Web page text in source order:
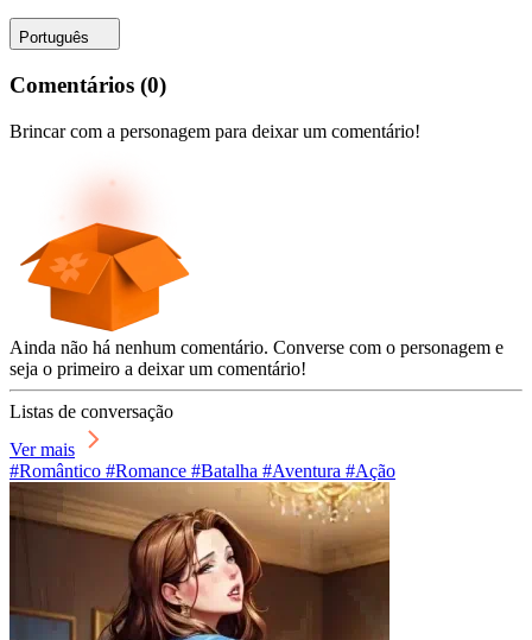
Português
Comentários (0)
Brincar com a personagem para deixar um comentário!
Ainda não há nenhum comentário. Converse com o personagem e
seja o primeiro a deixar um comentário!
Listas de conversação
Ver mais
#Romântico #Romance #Batalha #Aventura #Ação